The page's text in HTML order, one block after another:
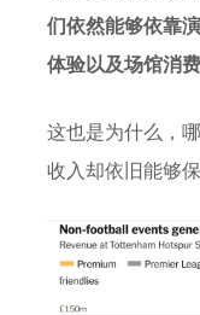
们依然能够依靠
体验以及场馆消
这也是为什么，
收入却依旧能够保